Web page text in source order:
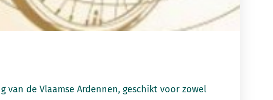
de Vlaamse Ardennen, geschikt voor zowel